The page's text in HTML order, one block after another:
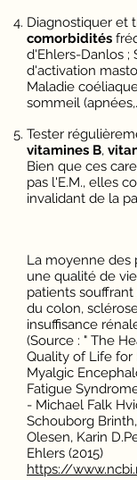
Diagnostiquer et
comorbidités
d'Ehlers-Danlos ;
d'activation
Maladie
sommeil
Tester
vitamines B,
Bien que ces
pas l'E.M., elles
invalidant de la
La moyenne des
une qualité de
patients
du colon,
insuffisance
(Source : " The
Quality of Life for
Myalgic
Fatigue
- Michael Falk
Schouborg Brinth,
Olesen, Karin
Ehlers (2015)
https://